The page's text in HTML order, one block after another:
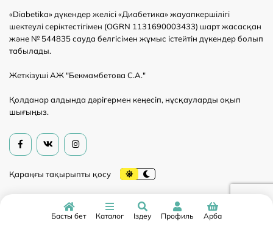
«Diabetika» дүкендер желісі «Диабетика» жауапкершілігі
шектеулі серіктестігімен (OGRN 1131690003433) шарт жасасқан
және № 544835 сауда белгісімен жұмыс істейтін дүкендер болып
табылады.
Жеткізуші АЖ "Бекмамбетова С.А."
Қолданар алдында дәрігермен кеңесіп, нұсқауларды оқып
шығыңыз.
Басты бет Каталог Іздеу Профиль Арба